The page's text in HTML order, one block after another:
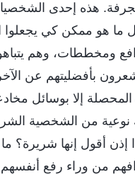
هذه إحدى
ما هو ممكن كي يجعلوا
ومخططات، وهم
بأفضليتهم عن
إلا بوسائل
من الشخصية
أقول إنها شريرة؟
من وراء رفع أنفسهم